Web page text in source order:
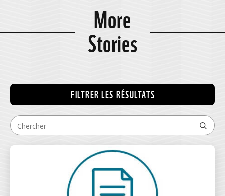
More
Stories
FILTRER LES RÉSULTATS